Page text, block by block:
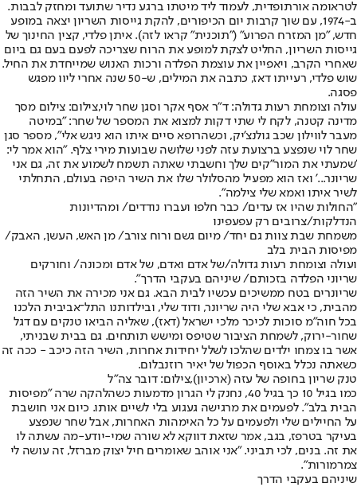
לטראומה אורתופדית, לעמוד ליד מיטתו ברגע נדיר שתועד ומחזק לבבות.
ב-1974, עם שוך קרבות יום הכיפורים, להקת גייסות השריון יצאה במופע
חדש, "מן המזרח הפרוע" ("תוכנית" קראו לזה). איתן פלדי, קצין החינוך של
גייסות השריון, החליט לצקת למופע את הרוח שצריכה לפעם בעם גם ביום
שאחרי הקרב, ויאפיין את עוצמת הפלדה ורכות האנוש שמייחדת את החיל.
שוש פלדי, רעייתו דאז, כתבה את המילים, ש-50 שנה אחרי ליוו מפגש
פסגה.
עולה וצומחת רעות גדולה: ד"ר אסף אקר וסגן שחר לוי,צילום: צילום מסך
מדינה קטנה, לקח לי שתי דקות למצוא את המספר של שחר: "במיטה
מעבר לווילון שכב גולנצ'יק, וכשהרופא סיים איתו הוא ניגש אלי", מספר סגן
שחר לוי שנפצע ברצועת עזה לפני שלושה שבועות מירי צלף. "הוא אמר לי:
'שמעתי את המור"קים שלך וחשבתי שאתה תשמח לשמוע את זה, גם אני
שריונר...' ואז הוא מפעיל מהסלולר שלו את השיר היפה בעולם, התחלתי
לשיר איתו ואמא שלי צילמה".
"החולות שהיו אז עדים/ כבר חלפו ועברו נודדים/ ומהדיונות
הנדלקות/צרובים רק עפעפינו
משמחת שבת צוות גם יחד/ מיום גשם ורוח צורב/ מן האש, העשן, האבק/
מפיסות הבית בלב
ועולה וצומחת רעות גדולה/של אדם ואדם, של אדם ומכונה/ וחורקים
שריוני הפלדה בזכותם/ שיניהם בעקבי הדרך".
שריונרים בטח ממשיכים עכשיו לבית הבא. גם אני מכירה את השיר הזה
מהבית, כי אבא שלי היה שריונר, ודוד שלי, ובילדותנו התל־אביבית הלכנו
בכל חוה"מ סוכות לכיכר מלכי ישראל (דאז), שאליה הביאו טנקים עם דגל
שחור-ירוק, לשמחת הציבור שטיפס ומישש תותחים. גם בבית שבניתי,
אשר בו צמחו ילדים שהלכו לשלל יחידות אחרות, השיר הזה כיכב - ככה זה
כשאתה נכלל באוסף הכפול של יאיר רוזנבלום.
טנק שריון בחופה של עזה (ארכיון),צילום: דובר צה"ל
כמו בגיל 10 כך בגיל 40, נחנק לי הגרון מדמעות כשהלהקה שרה "מפיסות
הבית בלב". לפעמים את מרגישה געגוע בלי לשיים אותו. כיום אני חושבת
על החיילים שלי ולפעמים על כל האימהות האחרות, אבל שחר שנפצע
בעיקר בטרפז, בגב, אמר שזאת דווקא לא שורה שמי-יודע-מה עשתה לו
את זה. בנים, לכי תביני. "אני אוהב שאומרים חיל יצוק מברזל, זה עושה לי
צמרמורות".
שיניהם בעקבי הדרך